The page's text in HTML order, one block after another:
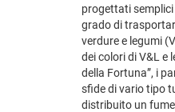
progettati semplici
grado di
verdure e legumi
dei colori di V&L e
della Fortuna”, i
sfide di vario tipo
distribuito un